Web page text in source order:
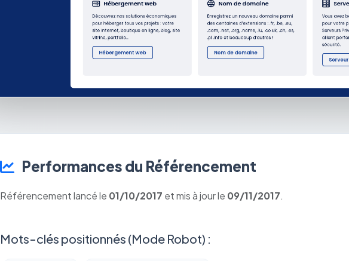
Performances du Référencement
Référencement lancé le 01/10/2017 et mis à jour le 09/11/2017.
Mots-clés positionnés (Mode Robot) :